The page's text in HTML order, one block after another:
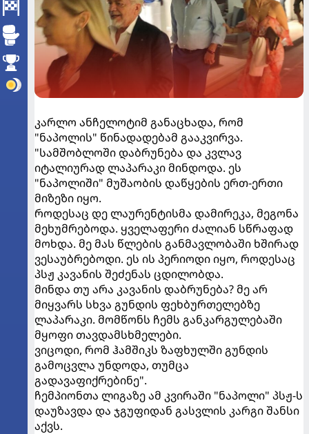
კარლო ანჩელოტიმ განაცხადა, რომ
"ნაპოლის" წინადადებამ გააკვირვა.
"სამშობლოში დაბრუნება და კვლავ
იტალიურად ლაპარაკი მინდოდა. ეს
"ნაპოლიში" მუშაობის დაწყების ერთ-ერთი
მიზეზი იყო.
როდესაც დე ლაურენტისმა დამირეკა, მეგონა
მეხუმრებოდა. ყველაფერი ძალიან სწრაფად
მოხდა. მე მას წლების განმავლობაში ხშირად
ვესაუბრებოდი. ეს ის პერიოდი იყო, როდესაც
პსჟ კავანის შეძენას ცდილობდა.
მინდა თუ არა კავანის დაბრუნება? მე არ
მიყვარს სხვა გუნდის ფეხბურთელებზე
ლაპარაკი. მომწონს ჩემს განკარგულებაში
მყოფი თავდამსხმელები.
ვიცოდი, რომ ჰამშიკს ზაფხულში გუნდის
გამოცვლა უნდოდა, თუმცა
გადავაფიქრებინე".
ჩემპიონთა ლიგაზე ამ კვირაში "ნაპოლი" პსჟ-ს
დაუზავდა და ჯგუფიდან გასვლის კარგი შანსი
აქვს.